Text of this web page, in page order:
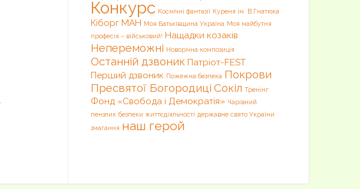
Конкурс Космічні фантазії Куреня ім. В.Гнатюка
Кіборг МАН Моя Батьківщина Україна Моя майбутня
професія – військовий! Нащадки козаків
Непереможні Новорічна композиція
Останній дзвоник Патріот-FEST
Перший дзвоник Пожежна безпека Покрови
Пресвятої Богородиці Сокіл Тренінг
Фонд «Свобода і Демократія» Чарівний
пензлик безпеки життєдіяльності державне свято України
змагання наш герой